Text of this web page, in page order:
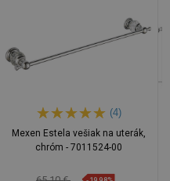
(4)
Mexen Estela vešiak na uterák,
chróm - 7011524-00